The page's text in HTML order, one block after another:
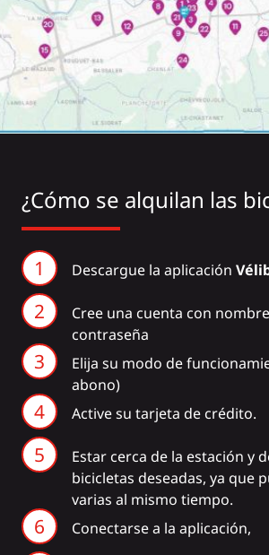
¿Cómo se alquilan las
Descargue la aplicación
Cree una cuenta con
contraseña
Elija su modo de
abono)
Active su tarjeta de crédito.
Estar cerca de la estación y
bicicletas deseadas, ya que
varias al mismo tiempo.
Conectarse a la aplicación,